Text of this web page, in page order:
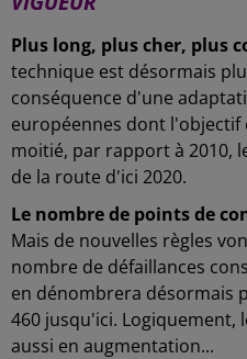
Plus long, plus cher, plus
technique est désormais
conséquence d'une
européennes dont l'objectif
moitié, par rapport à 2010,
de la route d'ici 2020.
Le nombre de points de
Mais de nouvelles règles
nombre de défaillances
en dénombrera désormais
460 jusqu'ici. Logiquement,
aussi en augmentation...